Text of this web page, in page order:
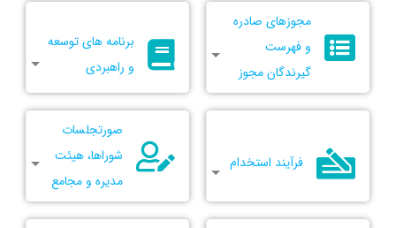
مجوزهای صادره
و فهرست
گیرندگان مجوز
برنامه های توسعه
و راهبردی
فرآیند استخدام
صورتجلسات
شوراها، هیئت
مدیره و مجامع